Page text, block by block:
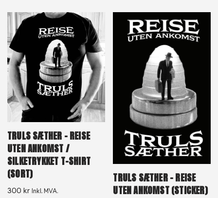
TRULS SÆTHER – REISE
UTEN ANKOMST /
SILKETRYKKET T-SHIRT
(SORT)
300 kr Inkl. MVA.
TRULS SÆTHER – REISE
UTEN ANKOMST (STICKER)